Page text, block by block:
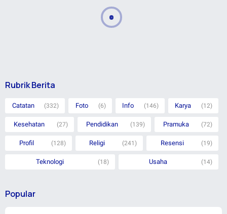
Rubrik Berita
Catatan (332) Foto (6) Info (146) Karya (12)
Kesehatan (27) Pendidikan (139) Pramuka (72)
Profil (128) Religi (241) Resensi (19)
Teknologi (18) Usaha (14)
Popular